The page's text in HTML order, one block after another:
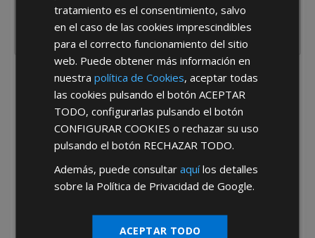
He leído y acepto laPolítica de Privacidad
tratamiento es el consentimiento, salvo
en el caso de las cookies imprescindibles
para el correcto funcionamiento del sitio
web. Puede obtener más información en
nuestrapolítica de Cookies, aceptar todas
las cookies pulsando el botónACEPTAR
TODO, configurarlas pulsando el botón
CONFIGURAR COOKIES o rechazar su uso
pulsando el botón RECHAZAR TODO.
Además, puede consultaraquílos detalles
sobre la Política de Privacidad de Google.
ACEPTAR TODO